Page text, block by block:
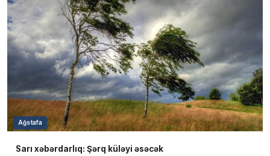
Ağstafa
Sarı xəbərdarlıq: Şərq küləyi əsəcək